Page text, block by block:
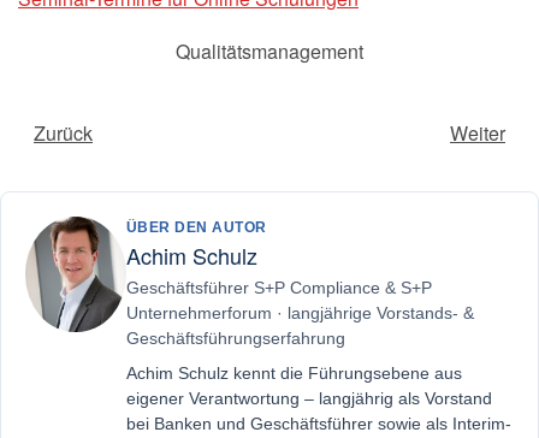
Qualitätsmanagement
Zurück Weiter
ÜBER DEN AUTOR
Achim Schulz
Geschäftsführer S+P Compliance & S+P
Unternehmerforum · langjährige Vorstands- &
Geschäftsführungserfahrung
Achim Schulz kennt die Führungsebene aus
eigener Verantwortung – langjährig als Vorstand
bei Banken und Geschäftsführer sowie als Interim-